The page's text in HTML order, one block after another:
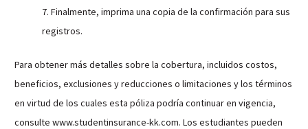
7. Finalmente, imprima una copia de la confirmación para sus
registros.
Para obtener más detalles sobre la cobertura, incluidos costos,
beneficios, exclusiones y reducciones o limitaciones y los términos
en virtud de los cuales esta póliza podría continuar en vigencia,
consulte www.studentinsurance-kk.com. Los estudiantes pueden